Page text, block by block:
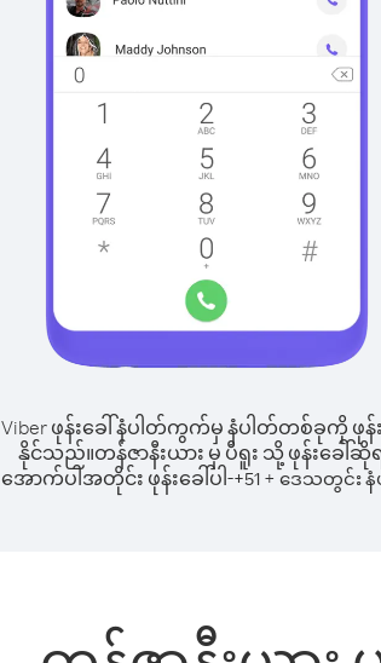
Viber ဖုန်းခေါ်နံပါတ်ကွက်မှ နံပါတ်တစ်ခုကို ဖုန်း
နိုင်သည်။တန်ဇာနီးယား မှ ပီရူး သို့ ဖုန်းခေါ်ဆို
အောက်ပါအတိုင်း ဖုန်းခေါ်ပါ-+51+ဒေသတွင်း နံ